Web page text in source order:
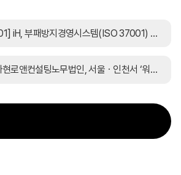
[ISO 37001] iH, 부패방지경영시스템(ISO 37001) 최초 인증 획득
[워라밸] 다현로앤컨설팅노무법인, 서울ㆍ인천서 ‘워라밸+4.5 프로젝트’ 설명회 성료